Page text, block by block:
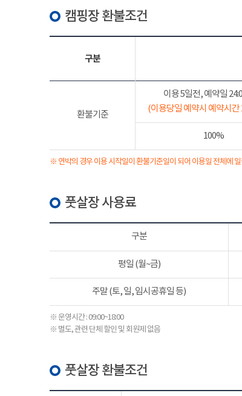
캠핑장 환불조건
구분
환불기준
이용 5일전, 예약일
(이용당일 예약시 예약시간
100%
※ 연박의 경우 이용 시작일이 환불기준일이 되어 이용일 전체에
풋살장 사용료
구분
평일 (월~금)
주말 (토, 일, 임시공휴일 등)
※ 운영시간 : 09:00~18:00
※ 별도, 관련 단체 할인 및 회원제 없음
풋살장 환불조건